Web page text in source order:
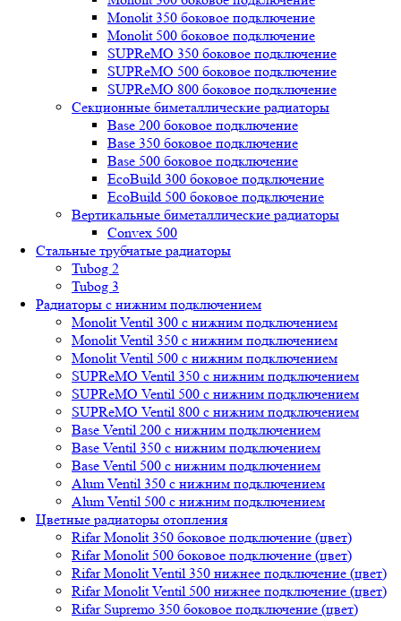
Mоnоlit 350 боковое подключение
Mоnоlit 500 боковое подключение
SUРRеMО 350 боковое подключение
SUРRеMО 500 боковое подключение
SUРRеMО 800 боковое подключение
Секционные биметаллические радиаторы
Base 200 боковое подключение
Base 350 боковое подключение
Base 500 боковое подключение
EcoBuild 300 боковое подключение
EcoBuild 500 боковое подключение
Вертикальные биметаллические радиаторы
Convex 500
Стальные трубчатые радиаторы
Tubog 2
Tubog 3
Радиаторы с нижним подключением
Monolit Ventil 300 с нижним подключением
Monolit Ventil 350 с нижним подключением
Monolit Ventil 500 с нижним подключением
SUPReMO Ventil 350 с нижним подключением
SUPReMO Ventil 500 с нижним подключением
SUPReMO Ventil 800 с нижним подключением
Base Ventil 200 с нижним подключением
Base Ventil 350 с нижним подключением
Base Ventil 500 с нижним подключением
Alum Ventil 350 с нижним подключением
Alum Ventil 500 с нижним подключением
Цветные радиаторы отопления
Rifar Monolit 350 боковое подключение (цвет)
Rifar Monolit 500 боковое подключение (цвет)
Rifar Monolit Ventil 350 нижнее подключение (цвет)
Rifar Monolit Ventil 500 нижнее подключение (цвет)
Rifar Supremo 350 боковое подключение (цвет)